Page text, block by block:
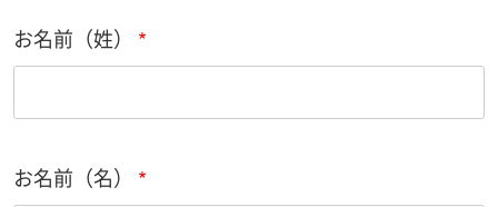
お名前（姓）
お名前（名）